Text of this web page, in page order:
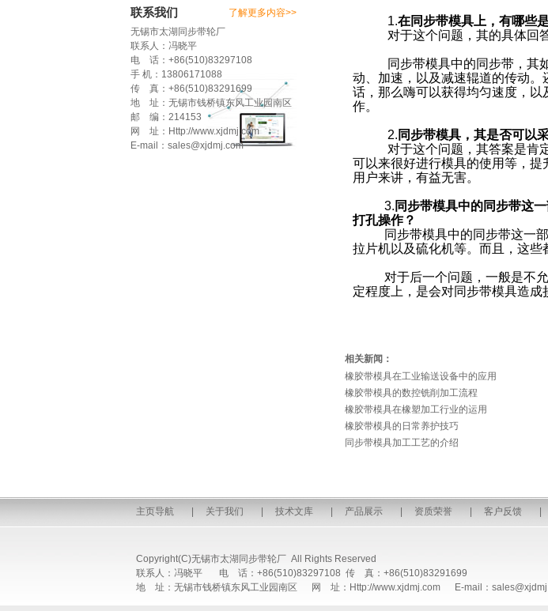
联系我们
了解更多内容>>
无锡市太湖同步带轮厂
联系人：冯晓平
电 话：+86(510)83297108
手 机：13806171088
传 真：+86(510)83291699
地 址：无锡市钱桥镇东风工业园南区
邮 编：214153
网 址：Http://www.xjdmj.com
E-mail：sales@xjdmj.com
1.在同步带模具上，有哪些
对于这个问题，其的具体回
同步带模具中的同步带，其
动、加速，以及减速辊道的传动
话，那么嗨可以获得均匀速度，
作。
2. 同步带模具，其是否可以
对于这个问题，其答案是肯
可以来很好进行模具的使用等，
用户来讲，有益无害。
3. 同步带模具中的同步带这
打孔操作？
同步带模具中的同步带这一部
拉片机以及硫化机等。而且，这些
对于后一个问题，一般是不
定程度上，是会对同步带模具造成
相关新闻：
橡胶带模具在工业输送设备中的应用
橡胶带模具的数控铣削加工流程
橡胶带模具在橡塑加工行业的运用
橡胶带模具的日常养护技巧
同步带模具加工工艺的介绍
主页导航 关于我们 技术文库 产品展示 资质荣誉 客户反馈
Copyright(C)无锡市太湖同步带轮厂 All Rights Reserved
联系人：冯晓平 电 话：+86(510)83297108 传 真：+86(510)83291699
地 址：无锡市钱桥镇东风工业园南区 网 址：Http://www.xjdmj.com E-mail：